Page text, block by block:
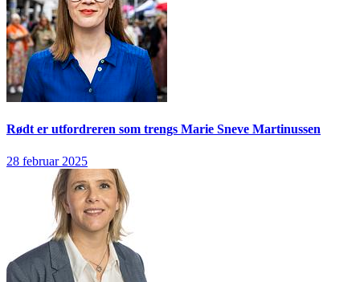
Rødt er utfordreren som trengs Marie Sneve Martinussen
28 februar 2025